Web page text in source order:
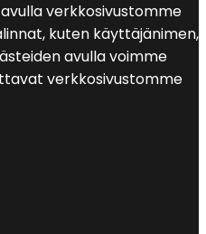
verkkosivustomme
kuten käyttäjänimen,
avulla voimme
verkkosivustomme